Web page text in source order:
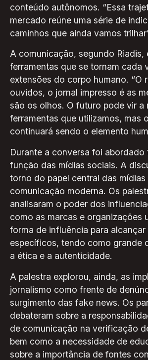
conteúdo autônomos. “Essa
mercado reúne uma série de
caminhos que ainda vamos
A comunicação, segundo Riadis,
ferramentas que se tornam cada
extensões do corpo humano. “O
ouvidos, o jornal impresso é as
são os olhos. O futuro pode vir a
ferramentas que utilizamos, mas
continuará sendo o elemento
Durante a conversa foi abordado
função das mídias sociais. A
torno do papel central das mídias
comunicação moderna. Os
analisaram o poder dos
como as marcas e organizações
forma de influência para alcançar
específicos, tendo como grande
a ética e a autenticidade.
A palestra explorou, ainda, as
jornalismo como frente de
surgimento das fake news. Os
debateram sobre a
de comunicação na verificação
bem como a necessidade de
sobre a importância de fontes